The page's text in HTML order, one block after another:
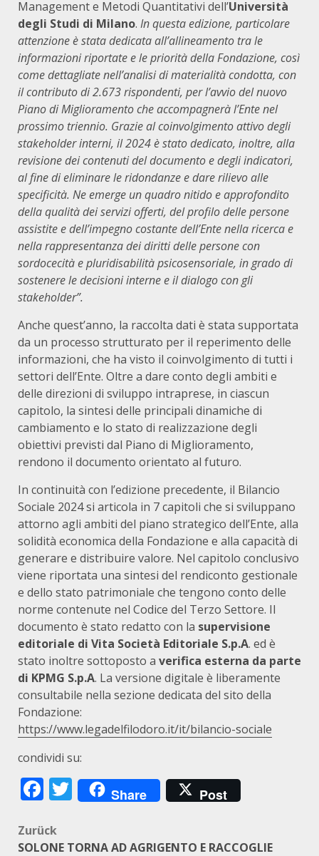
Management e Metodi Quantitativi dell’Università
degli Studi di Milano. In questa edizione, particolare
attenzione è stata dedicata all’allineamento tra le
informazioni riportate e le priorità della Fondazione, così
come dettagliate nell’analisi di materialità condotta, con
il contributo di 2.673 rispondenti, per l’avvio del nuovo
Piano di Miglioramento che accompagnerà l’Ente nel
prossimo triennio. Grazie al coinvolgimento attivo degli
stakeholder interni, il 2024 è stato dedicato, inoltre, alla
revisione dei contenuti del documento e degli indicatori,
al fine di eliminare le ridondanze e dare rilievo alle
specificità. Ne emerge un quadro nitido e approfondito
della qualità dei servizi offerti, del profilo delle persone
assistite e dell’impegno costante dell’Ente nella ricerca e
nella rappresentanza dei diritti delle persone con
sordocecità e pluridisabilità psicosensoriale, in grado di
sostenere le decisioni interne e il dialogo con gli
stakeholder”.
Anche quest’anno, la raccolta dati è stata supportata
da un processo strutturato per il reperimento delle
informazioni, che ha visto il coinvolgimento di tutti i
settori dell’Ente. Oltre a dare conto degli ambiti e
delle direzioni di sviluppo intraprese, in ciascun
capitolo, la sintesi delle principali dinamiche di
cambiamento e lo stato di realizzazione degli
obiettivi previsti dal Piano di Miglioramento,
rendono il documento orientato al futuro.
In continuità con l’edizione precedente, il Bilancio
Sociale 2024 si articola in 7 capitoli che si sviluppano
attorno agli ambiti del piano strategico dell’Ente, alla
solidità economica della Fondazione e alla capacità di
generare e distribuire valore. Nel capitolo conclusivo
viene riportata una sintesi del rendiconto gestionale
e dello stato patrimoniale che tengono conto delle
norme contenute nel Codice del Terzo Settore. Il
documento è stato redatto con la supervisione
editoriale di Vita Società Editoriale S.p.A. ed è
stato inoltre sottoposto a verifica esterna da parte
di KPMG S.p.A. La versione digitale è liberamente
consultabile nella sezione dedicata del sito della
Fondazione:
https://www.legadelfilodoro.it/it/bilancio-sociale
condividi su:
Facebook
Twitter
Share Post
Beitragsnavigation
Zurück
SOLONE TORNA AD AGRIGENTO E RACCOGLIE